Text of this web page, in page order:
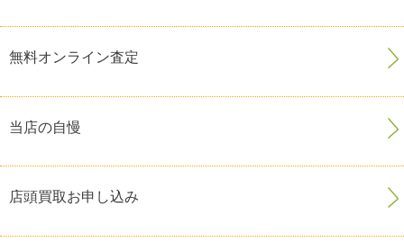
無料オンライン査定
当店の自慢
店頭買取お申し込み